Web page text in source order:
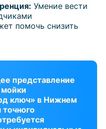
Умение вести
помочь снизить
представление
ключ» в Нижнем